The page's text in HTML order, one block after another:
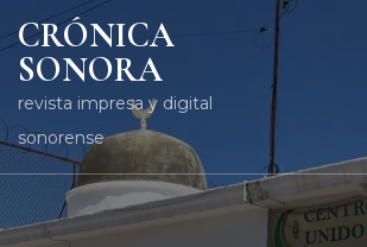
CRÓNICA
SONORA
revista impresa y digital
sonorense